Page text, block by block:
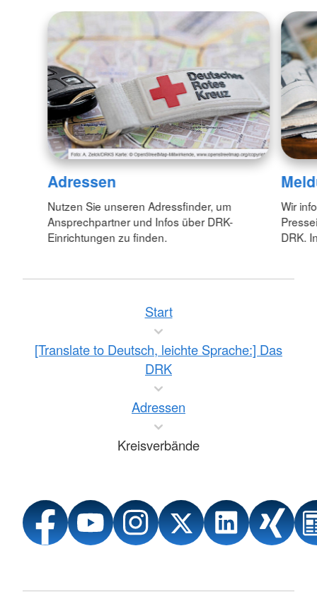
Adressen
Nutzen Sie unseren Adressfinder, um
Ansprechpartner und Infos über DRK-
Einrichtungen zu finden.
Wir
DRK.
Start
[Translate to Deutsch, leichte Sprache:] Das
DRK
Adressen
Kreisverbände